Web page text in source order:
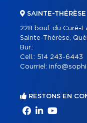
SAINTE-THÉRÈSE
228 boul. du Curé-
Sainte-Thérèse,
Bur.:
Cell.: 514 243-6443
Courriel:
RESTONS EN